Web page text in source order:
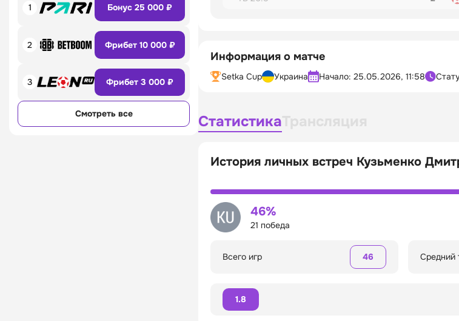
1 Бонус 25 000 ₽
2 Фрибет 10 000 ₽
3 Фрибет 3 000 ₽
Смотреть все
Информация о матче
Setka Cup Украина Начало: 25.05.2026, 11:58
Статистика
История личных встреч Кузьменко
46%
21 победа
Всего игр 46 Средний
1.8